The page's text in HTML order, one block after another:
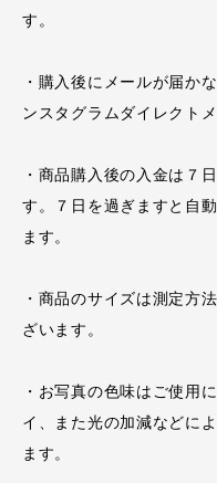
す。
・購入後にメールが届か
ンスタグラムダイレクト
・商品購入後の入金は７
す。７日を過ぎますと自
ます。
・商品のサイズは測定方
ざいます。
・お写真の色味はご使用
イ、また光の加減などに
ます。